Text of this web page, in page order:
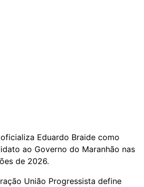
oficializa Eduardo Braide como
ao Governo do Maranhão nas
de 2026.
União Progressista define